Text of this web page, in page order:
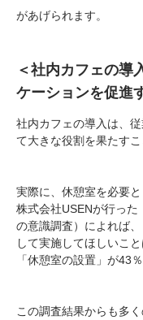
があげられます。
＜社内カフェの導
ケーションを促進
社内カフェの導入は、
て大きな役割を果たすこ
実際に、休憩室を必要
株式会社USENが行った
の意識調査）によれば
して実施してほしいこ
「休憩室の設置」が43
この調査結果からも多